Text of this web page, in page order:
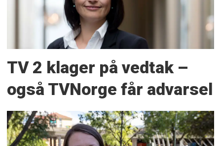
TV 2 klager på vedtak –
også TVNorge får advarsel